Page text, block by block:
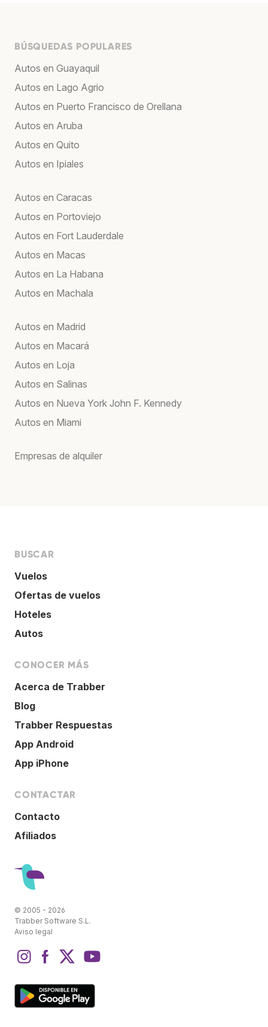
BÚSQUEDAS POPULARES
Autos en Guayaquil
Autos en Lago Agrio
Autos en Puerto Francisco de Orellana
Autos en Aruba
Autos en Quito
Autos en Ipiales
Autos en Caracas
Autos en Portoviejo
Autos en Fort Lauderdale
Autos en Macas
Autos en La Habana
Autos en Machala
Autos en Madrid
Autos en Macará
Autos en Loja
Autos en Salinas
Autos en Nueva York John F. Kennedy
Autos en Miami
Empresas de alquiler
BUSCAR
Vuelos
Ofertas de vuelos
Hoteles
Autos
CONOCER MÁS
Acerca de Trabber
Blog
Trabber Respuestas
App Android
App iPhone
CONTACTAR
Contacto
Afiliados
© 2005 - 2026
Trabber Software S.L.
Aviso legal